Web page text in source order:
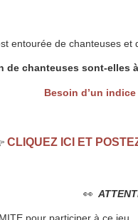
entourée de chanteuses et
de chanteuses sont-elles
Besoin d’un indice
CLIQUEZ ICI ET
👀